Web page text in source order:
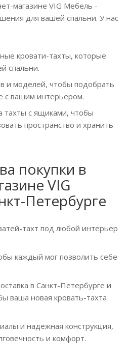
магазине VIG Мебель -
для вашей спальни. У нас
кровати-тахты, которые
спальни.
и моделей, чтобы подобрать
с вашим интерьером.
тахты с ящиками, чтобы
пространство и хранить
покупки в
VIG
Петербурге
тахт под любой интерьер
каждый мог позволить себе
в Санкт-Петербурге и
ваша новая кровать-тахта
и надежная конструкция,
и комфорт.